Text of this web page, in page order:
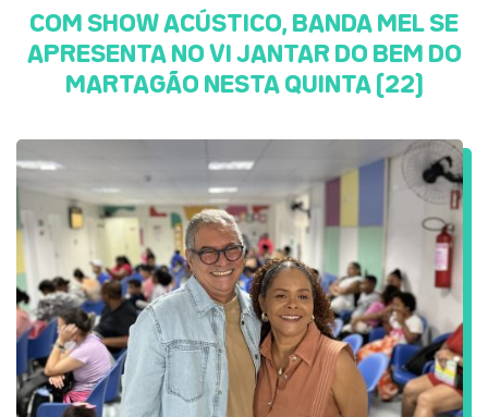
COM SHOW ACÚSTICO, BANDA MEL SE
APRESENTA NO VI JANTAR DO BEM DO
MARTAGÃO NESTA QUINTA (22)